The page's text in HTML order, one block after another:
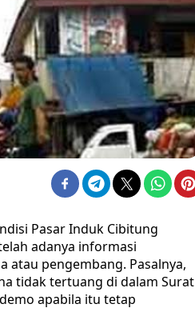
Pasar Induk Cibitung
adanya informasi
atau pengembang. Pasalnya,
tidak tertuang di dalam Surat
apabila itu tetap